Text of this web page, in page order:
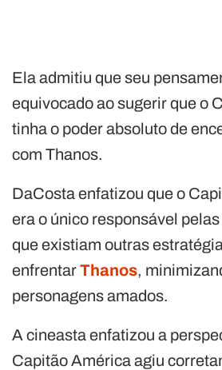
Ela admitiu que seu
equivocado ao sugerir que o
tinha o poder absoluto de
com Thanos.
DaCosta enfatizou que o
era o único responsável
que existiam outras
enfrentarThanos,
personagens amados.
A cineasta enfatizou a
Capitão América agiu